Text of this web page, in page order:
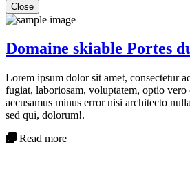
Close
Domaine skiable Portes
Lorem ipsum dolor sit amet, consectetur
fugiat, laboriosam, voluptatem, optio
accusamus minus error nisi architecto
sed qui, dolorum!.
Read more